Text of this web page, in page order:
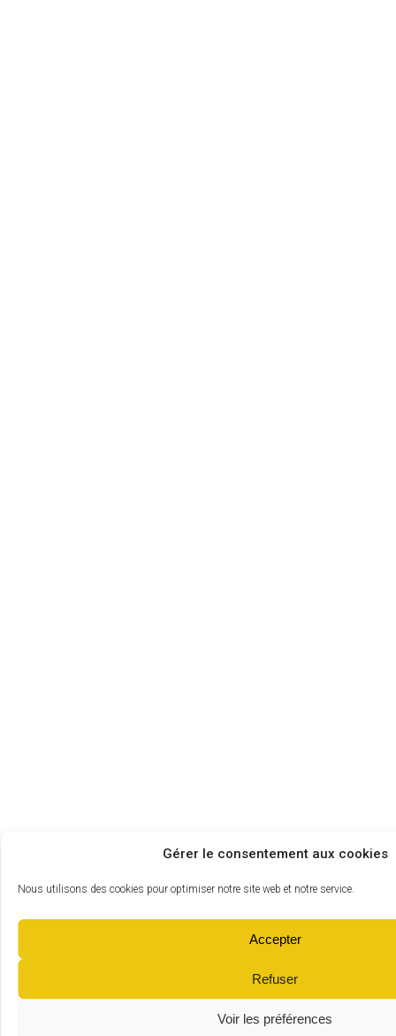
Gérer le consentement aux cookies
Nous utilisons des cookies pour optimiser notre site web et notre service.
Accepter
Refuser
Voir les préférences